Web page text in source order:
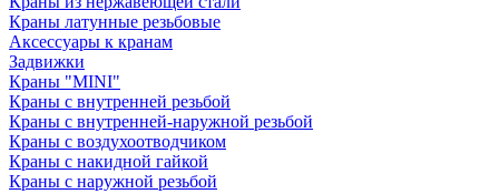
Краны латунные резьбовые
Аксессуары к кранам
Задвижки
Краны "MINI"
Краны с внутренней резьбой
Краны с внутренней-наружной резьбой
Краны с воздухоотводчиком
Краны с накидной гайкой
Краны с наружной резьбой